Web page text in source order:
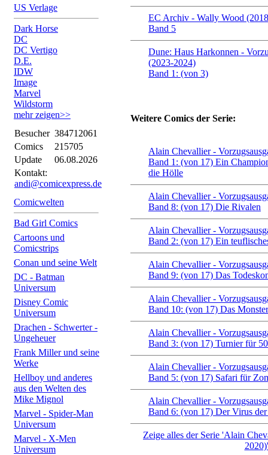
US Verlage
Dark Horse
DC
DC Vertigo
D.E.
IDW
Image
Marvel
Wildstorm
mehr zeigen>>
Besucher 384712061
Comics
215705
Update
06.08.2026
Kontakt:
andi@comicexpress.de
Comicwelten
Bad Girl Comics
Cartoons und
Comicstrips
Conan und seine Welt
DC - Batman
Universum
Disney Comic
Universum
Drachen - Schwerter -
Ungeheuer
Frank Miller und seine
Werke
Hellboy und anderes
aus den Welten des
Mike Mignol
Marvel - Spider-Man
Universum
Marvel - X-Men
Universum
EC Archiv - Wally Wood
Band 5
Dune: Haus Harkonnen -
(2023-2024)
Band 1: (von 3)
Weitere Comics der Serie:
Alain Chevallier -
Band 1: (von 17) Ein
die Hölle
Alain Chevallier -
Band 8: (von 17) Die Rivalen
Alain Chevallier -
Band 2: (von 17) Ein
Alain Chevallier -
Band 9: (von 17) Das
Alain Chevallier -
Band 10: (von 17) Das
Alain Chevallier -
Band 3: (von 17) Turnier für
Alain Chevallier -
Band 5: (von 17) Safari für
Alain Chevallier -
Band 6: (von 17) Der Virus
Zeige alles der Serie 'Alain
2020)'